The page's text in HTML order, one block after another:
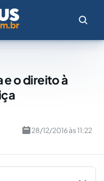
e o direito à
28/12/2016 às 11:22